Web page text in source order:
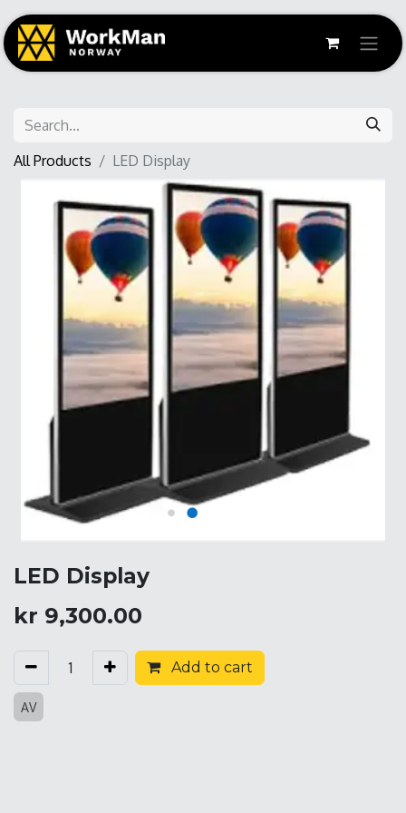
All Products LED Display
LED Display
kr 9,300.00
Add to cart
AV